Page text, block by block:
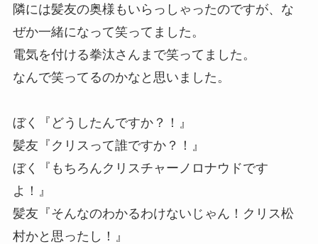
隣には髪友の奥様もいらっしゃったのですが、な
ぜか一緒になって笑ってました。
電気を付ける拳汰さんまで笑ってました。
なんで笑ってるのかなと思いました。
ぼく『どうしたんですか？！』
髪友『クリスって誰ですか？！』
ぼく『もちろんクリスチャーノロナウドです
よ！』
髪友『そんなのわかるわけないじゃん！クリス松
村かと思ったし！』